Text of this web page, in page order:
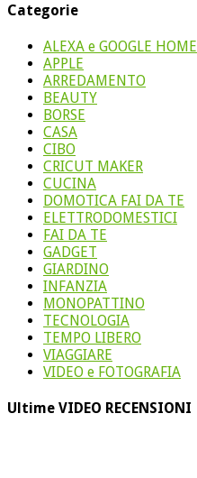
Categorie
ALEXA e GOOGLE HOME
APPLE
ARREDAMENTO
BEAUTY
BORSE
CASA
CIBO
CRICUT MAKER
CUCINA
DOMOTICA FAI DA TE
ELETTRODOMESTICI
FAI DA TE
GADGET
GIARDINO
INFANZIA
MONOPATTINO
TECNOLOGIA
TEMPO LIBERO
VIAGGIARE
VIDEO e FOTOGRAFIA
Ultime VIDEO RECENSIONI